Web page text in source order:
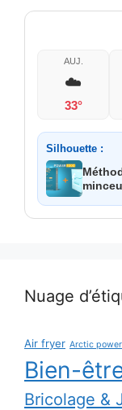
AUJ.
☁️
33°
Silhouette :
Nuage
Air fryer Arctic power
Bien-
Bricolage &